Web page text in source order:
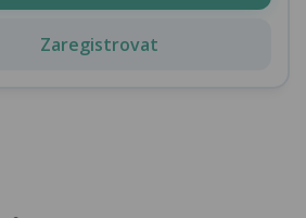
Zaregistrovat